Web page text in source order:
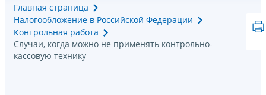
Главная страница
Налогообложение в Российской Федерации
Контрольная работа
Случаи, когда можно не применять контрольно-
кассовую технику